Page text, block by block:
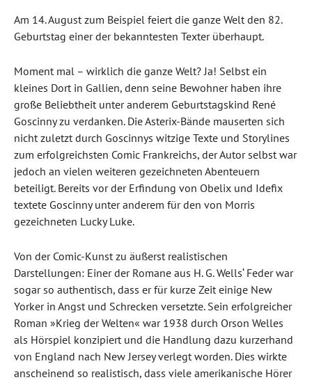
Am 14. August zum Beispiel feiert die ganze Welt den 82.
Geburtstag einer der bekanntesten Texter überhaupt.
Moment mal – wirklich die ganze Welt?Ja! Selbst ein
kleines Dort in Gallien, denn seine Bewohner haben ihre
große Beliebtheit unter anderem Geburtstagskind René
Goscinny zu verdanken. Die Asterix-Bände mauserten sich
nicht zuletzt durch Goscinnys witzige Texte und Storylines
zum erfolgreichsten Comic Frankreichs, der Autor selbst war
jedoch an vielen weiteren gezeichneten Abenteuern
beteiligt. Bereits vor der Erfindung von Obelix und Idefix
textete Goscinny unter anderem für den von Morris
gezeichneten Lucky Luke.
Von der Comic-Kunst zu äußerst realistischen
Darstellungen: Einer der Romane aus H. G. Wells‘ Feder war
sogar so authentisch, dass er für kurze Zeit einige New
Yorker in Angst und Schrecken versetzte. Sein erfolgreicher
Roman »Krieg der Welten« war 1938 durch Orson Welles
als Hörspiel konzipiert und die Handlung dazu kurzerhand
von England nach New Jersey verlegt worden. Dies wirkte
anscheinend so realistisch, dass viele amerikanische Hörer